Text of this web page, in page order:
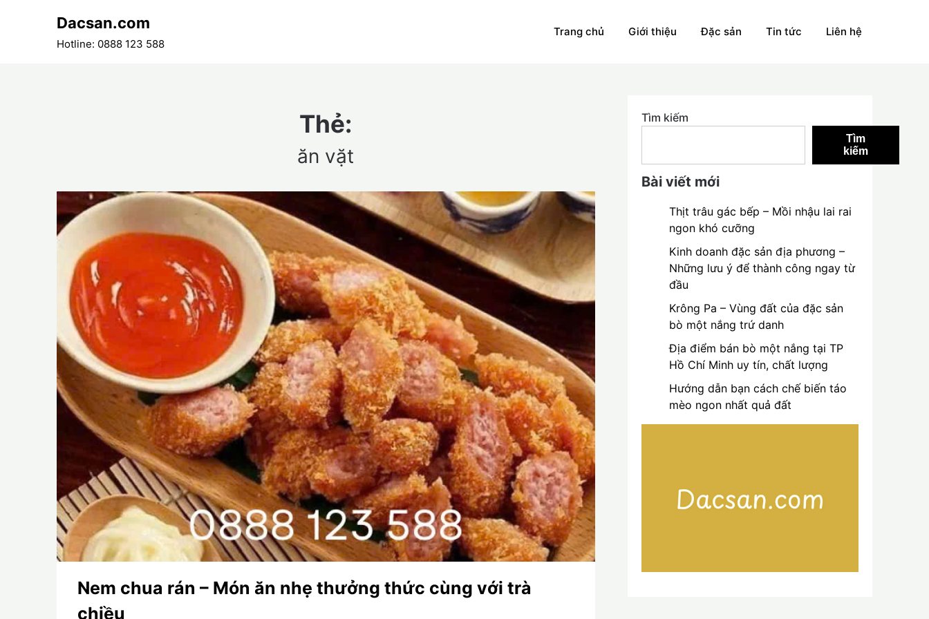
Dacsan.com
Hotline: 0888 123 588
Trang chủ Giới thiệu Đặc sản Tin tức Liên hệ
Thẻ:
ăn vặt
Nem chua rán – Món ăn nhẹ thưởng thức cùng với trà
chiều
Tìm kiếm
Tìm
kiếm
Bài viết mới
Thịt trâu gác bếp – Mồi nhậu lai rai
ngon khó cưỡng
Kinh doanh đặc sản địa phương –
Những lưu ý để thành công ngay từ
đầu
Krông Pa – Vùng đất của đặc sản
bò một nắng trứ danh
Địa điểm bán bò một nắng tại TP
Hồ Chí Minh uy tín, chất lượng
Hướng dẫn bạn cách chế biến táo
mèo ngon nhất quả đất